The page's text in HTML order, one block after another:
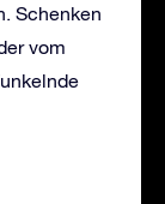
Schenken
vom